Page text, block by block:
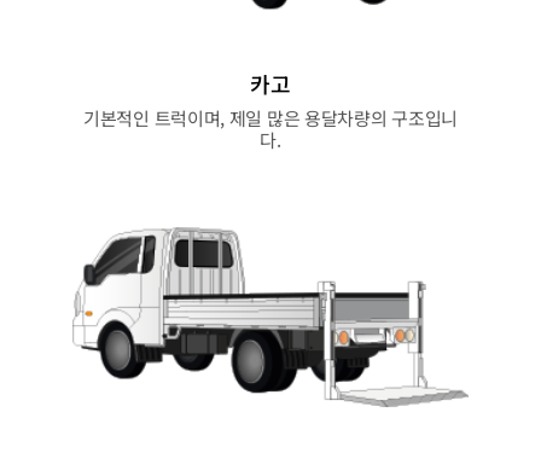
카고
기본적인 트럭이며, 제일 많은 용달차량의 구조입니
다.